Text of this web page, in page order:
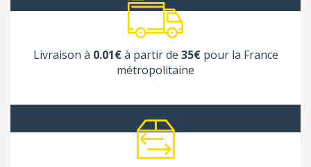
Livraison à 0.01€à partir de 35€pour la France
métropolitaine